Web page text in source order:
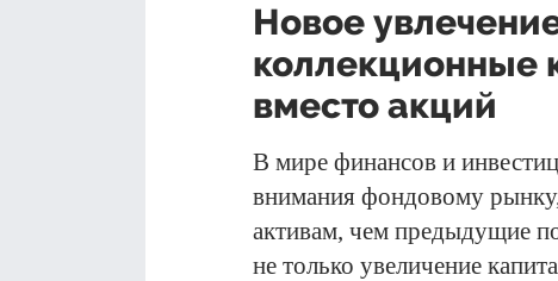
Новое
коллекционные
вместо акций
В мире финансов и
внимания фондовому
активам, чем предыдущие
не только увеличение